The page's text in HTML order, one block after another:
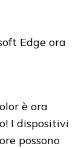
è ora
I dispositivi
possono